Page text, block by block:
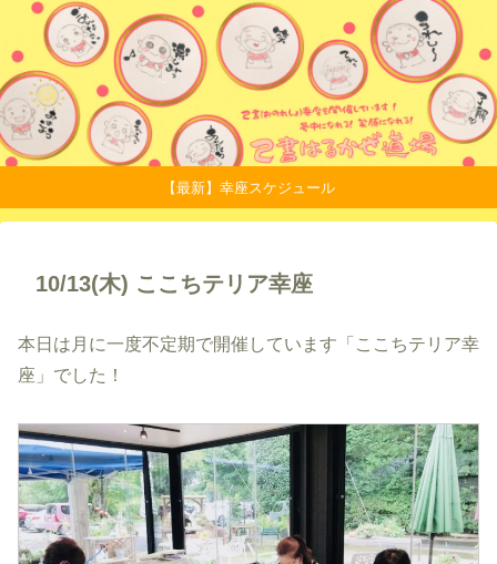
【最新】幸座スケジュール
10/13(木) ここちテリア幸座
本日は月に一度不定期で開催しています「ここちテリア幸
座」でした！